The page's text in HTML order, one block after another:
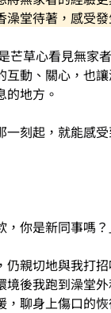
澡堂待著，感受
芒草心看見無家
互動、關心，也
的地方。
一刻起，就能感
，你是新同事嗎？
仍親切地與我打
境後我跑到澡堂
聊身上傷口的恢